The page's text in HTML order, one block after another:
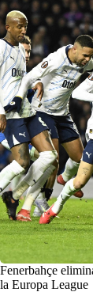
Fenerbahçe
la Europa League